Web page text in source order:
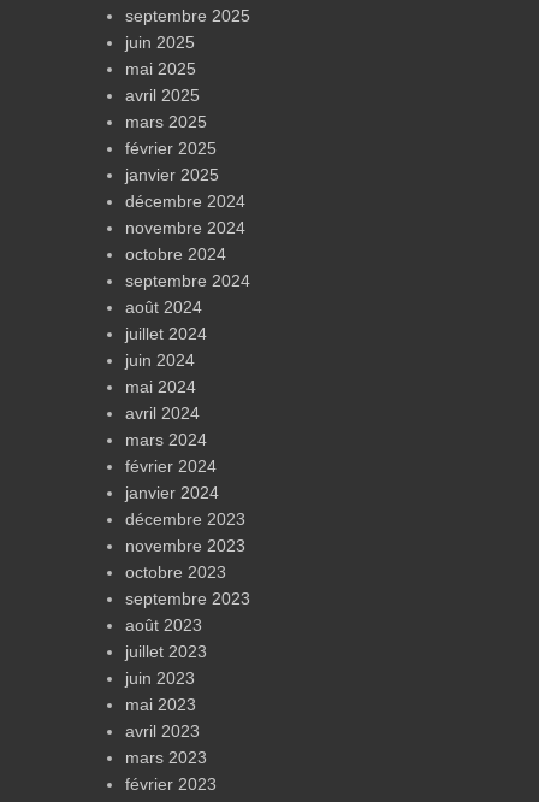
septembre 2025
juin 2025
mai 2025
avril 2025
mars 2025
février 2025
janvier 2025
décembre 2024
novembre 2024
octobre 2024
septembre 2024
août 2024
juillet 2024
juin 2024
mai 2024
avril 2024
mars 2024
février 2024
janvier 2024
décembre 2023
novembre 2023
octobre 2023
septembre 2023
août 2023
juillet 2023
juin 2023
mai 2023
avril 2023
mars 2023
février 2023